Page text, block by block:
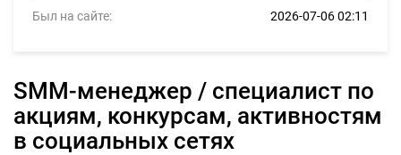
Был на сайте: 2026-07-06 02:11
SMM-менеджер / специалист по
акциям, конкурсам, активностям
в социальных сетях